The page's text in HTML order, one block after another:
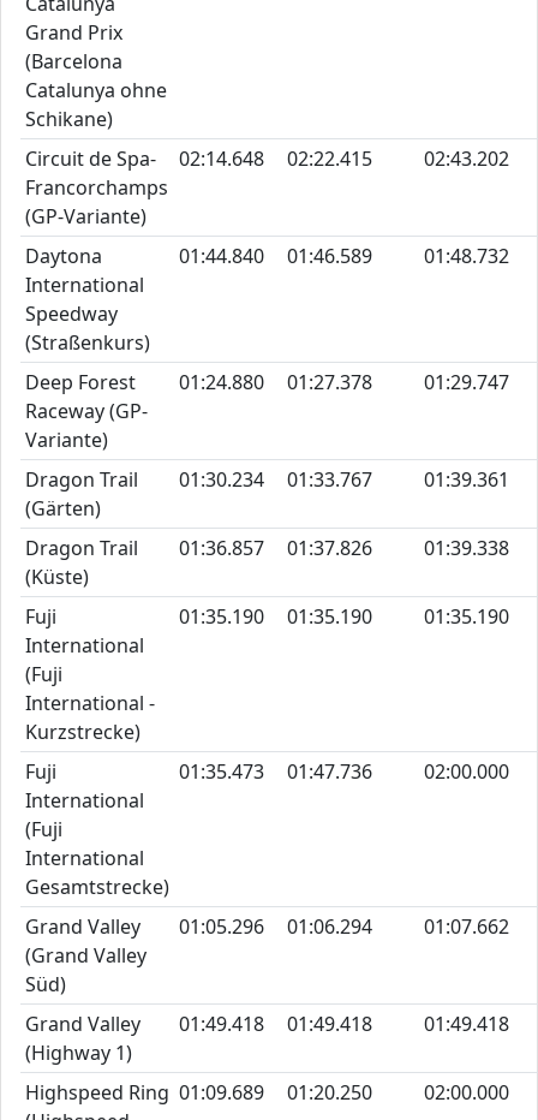
Grand Prix
(Barcelona
Catalunya ohne
Schikane)
Circuit de Spa-
Francorchamps
(GP-Variante)
02:14.648 02:22.415 02:43.202
Daytona
International
Speedway
(Straßenkurs)
01:44.840 01:46.589 01:48.732
Deep Forest
Raceway (GP-
Variante)
01:24.880 01:27.378 01:29.747
Dragon Trail
(Gärten)
01:30.234 01:33.767 01:39.361
Dragon Trail
(Küste)
01:36.857 01:37.826 01:39.338
Fuji
International
(Fuji
International -
Kurzstrecke)
01:35.190 01:35.190 01:35.190
Fuji
International
(Fuji
International
Gesamtstrecke)
01:35.473 01:47.736 02:00.000
Grand Valley
(Grand Valley
Süd)
01:05.296 01:06.294 01:07.662
Grand Valley
(Highway 1)
01:49.418 01:49.418 01:49.418
Highspeed Ring 01:09.689 01:20.250 02:00.000